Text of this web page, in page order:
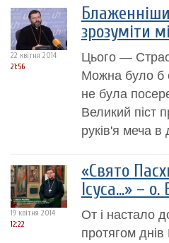
22 квітня 2014
21:56
зрозуміти
Цього —
Можна було б
не була
Великий піст
руків'я меча в
19 квітня 2014
12:22
«Свято
Ісуса…» –
От і настало
протягом